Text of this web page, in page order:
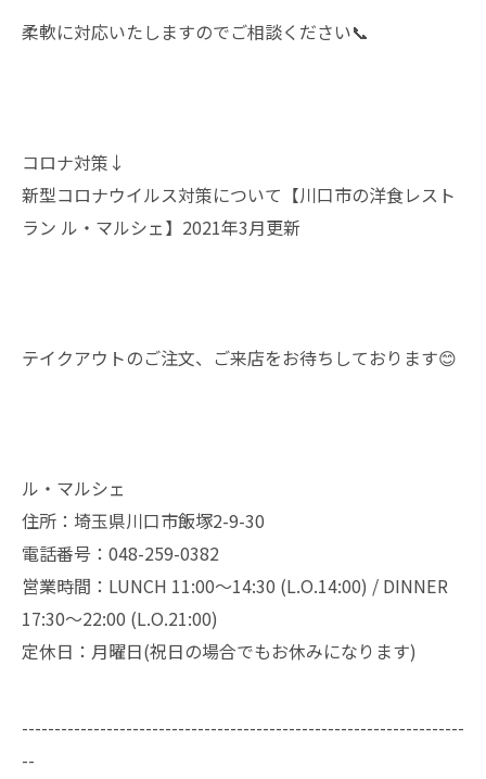
柔軟に対応いたしますのでご相談ください📞
コロナ対策↓
新型コロナウイルス対策について【川口市の洋食レスト
ラン ル・マルシェ】2021年3月更新
テイクアウトのご注文、ご来店をお待ちしております😊
ル・マルシェ
住所：埼玉県川口市飯塚2-9-30
電話番号：048-259-0382
営業時間：LUNCH 11:00～14:30 (L.O.14:00) / DINNER
17:30～22:00 (L.O.21:00)
定休日：月曜日(祝日の場合でもお休みになります)
--------------------------------------------------------------------
--